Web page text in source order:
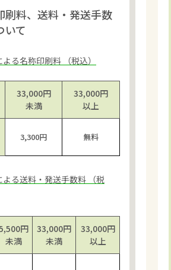
刷料、送料・発送手数
いて
る名称印刷料 （税込）
33,000円
未満
33,000円
以上
3,300円 無料
よる送料・発送手数料 （税
円
未満
33,000円
未満
33,000円
以上